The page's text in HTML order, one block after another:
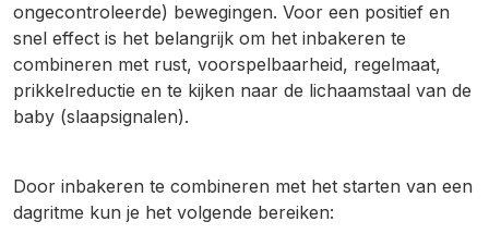
ongecontroleerde) bewegingen. Voor een positief en
snel effect is het belangrijk om het inbakeren te
combineren met rust, voorspelbaarheid, regelmaat,
prikkelreductie en te kijken naar de lichaamstaal van de
baby (slaapsignalen).
Door inbakeren te combineren met het starten van een
dagritme kun je het volgende bereiken: